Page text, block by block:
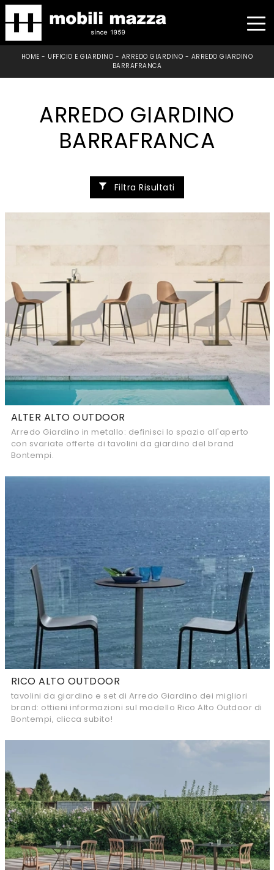
HOME - UFFICIO E GIARDINO - ARREDO GIARDINO - ARREDO GIARDINO
BARRAFRANCA
ARREDO GIARDINO
BARRAFRANCA
Filtra Risultati
ALTER ALTO OUTDOOR
Arredo Giardino in metallo: definisci lo spazio all'aperto
con svariate offerte di tavolini da giardino del brand
Bontempi.
RICO ALTO OUTDOOR
tavolini da giardino e set di Arredo Giardino dei migliori
brand: ottieni informazioni sul modello Rico Alto Outdoor di
Bontempi, clicca subito!